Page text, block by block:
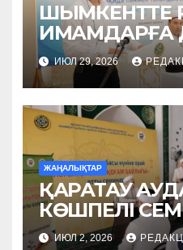
ШЫМКЕНТТЕ
ИМАМДАРҒА
ОҚЫДЫ
ИЮЛ 29, 2026
ЖАҢАЛЫҚТАР
ҚАРАТАУ
КӨШПЕЛІ
ИЮЛ 2, 2026